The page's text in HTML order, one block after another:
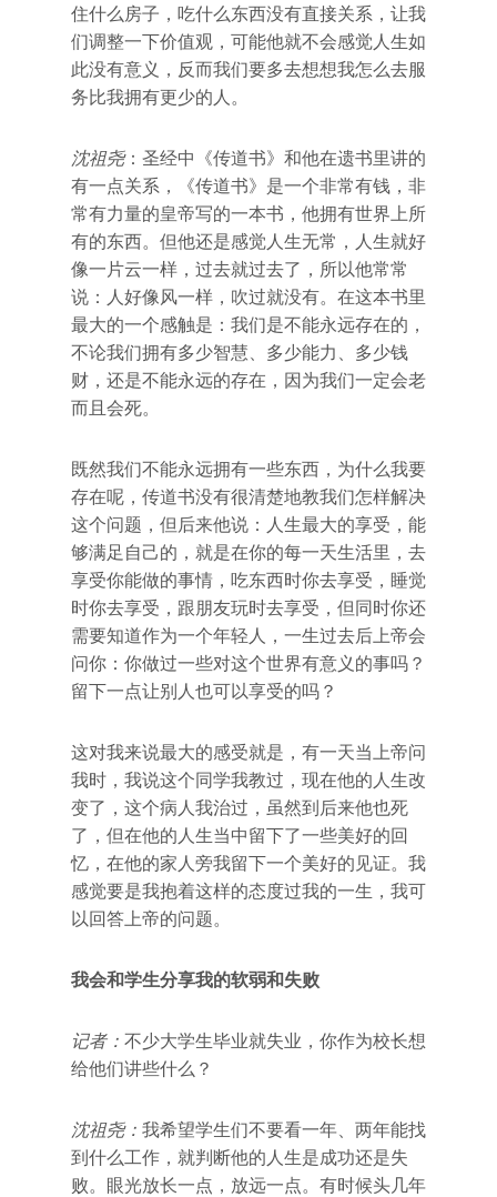
住什么房子，吃什么东西没有直接关系，让我
们调整一下价值观，可能他就不会感觉人生如
此没有意义，反而我们要多去想想我怎么去服
务比我拥有更少的人。
沈祖尧：圣经中《传道书》和他在遗书里讲的
有一点关系，《传道书》是一个非常有钱，非
常有力量的皇帝写的一本书，他拥有世界上所
有的东西。但他还是感觉人生无常，人生就好
像一片云一样，过去就过去了，所以他常常
说：人好像风一样，吹过就没有。在这本书里
最大的一个感触是：我们是不能永远存在的，
不论我们拥有多少智慧、多少能力、多少钱
财，还是不能永远的存在，因为我们一定会老
而且会死。
既然我们不能永远拥有一些东西，为什么我要
存在呢，传道书没有很清楚地教我们怎样解决
这个问题，但后来他说：人生最大的享受，能
够满足自己的，就是在你的每一天生活里，去
享受你能做的事情，吃东西时你去享受，睡觉
时你去享受，跟朋友玩时去享受，但同时你还
需要知道作为一个年轻人，一生过去后上帝会
问你：你做过一些对这个世界有意义的事吗？
留下一点让别人也可以享受的吗？
这对我来说最大的感受就是，有一天当上帝问
我时，我说这个同学我教过，现在他的人生改
变了，这个病人我治过，虽然到后来他也死
了，但在他的人生当中留下了一些美好的回
忆，在他的家人旁我留下一个美好的见证。我
感觉要是我抱着这样的态度过我的一生，我可
以回答上帝的问题。
我会和学生分享我的软弱和失败
记者： 不少大学生毕业就失业，你作为校长想
给他们讲些什么？
沈祖尧： 我希望学生们不要看一年、两年能找
到什么工作，就判断他的人生是成功还是失
败。眼光放长一点，放远一点。有时候头几年